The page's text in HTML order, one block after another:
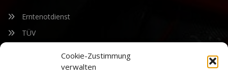
Cookie-Zustimmung
verwalten
Erntenotdienst
TÜV